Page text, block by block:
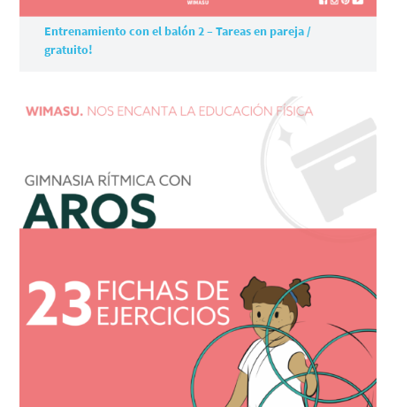
Entrenamiento con el balón 2 – Tareas en pareja /
gratuito!